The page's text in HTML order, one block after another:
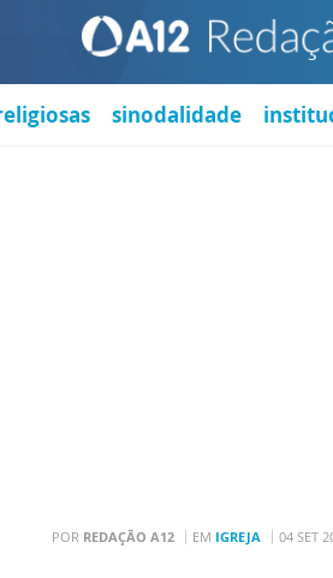
sinodalidade
POR REDAÇÃO A12 EM IGREJA 04 SET